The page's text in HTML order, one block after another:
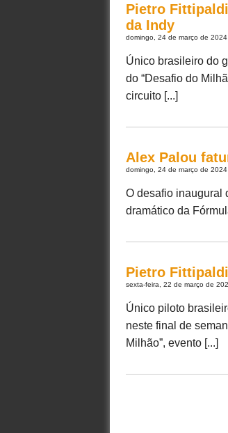
Pietro
da Indy
domingo, 24 de março de
Único brasileiro do
do “Desafio do
circuito [...]
Alex Palou
domingo, 24 de março de 2024
O desafio inaugural
dramático da
Pietro
sexta-feira, 22 de março de
Único piloto
neste final de
Milhão”, evento [...]